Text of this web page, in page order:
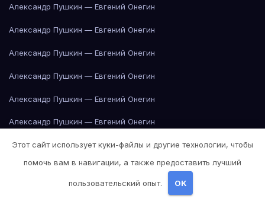
Александр Пушкин — Евгений Онегин
Александр Пушкин — Евгений Онегин
Александр Пушкин — Евгений Онегин
Александр Пушкин — Евгений Онегин
Александр Пушкин — Евгений Онегин
Александр Пушкин — Евгений Онегин
Альбер Камю — ПостороннийАльбер Камю — Посторонний
Альбер Камю — ЧумаАльбер Камю — Чума
Этот сайт использует куки-файлы и другие технологии, чтобы
помочь вам в навигации, а также предоставить лучший
пользовательский опыт. OK